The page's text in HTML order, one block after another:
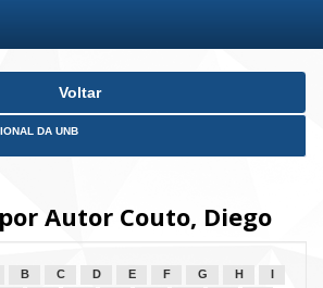
Voltar
DA UNB
Autor Couto, Diego
B C D E F G H